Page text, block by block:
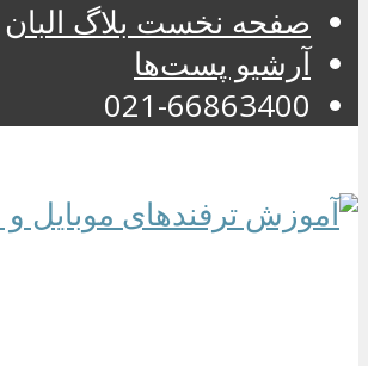
صفحه نخست بلاگ البان
آرشیو پست‌ها
021-66863400